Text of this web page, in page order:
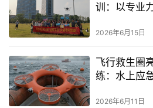
训：以专业
2026年6月15日
飞行救生圈
练：水上应
2026年6月11日